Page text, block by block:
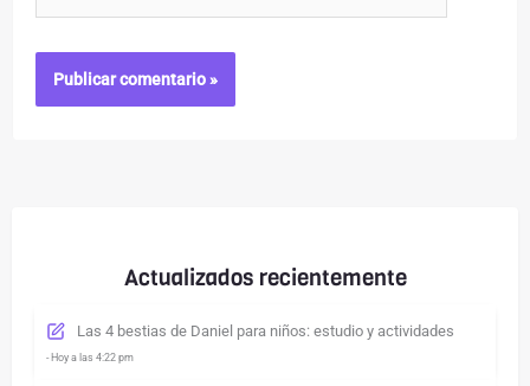
Actualizados recientemente
Las 4 bestias de Daniel para niños: estudio y actividades
- Hoy a las 4:22 pm